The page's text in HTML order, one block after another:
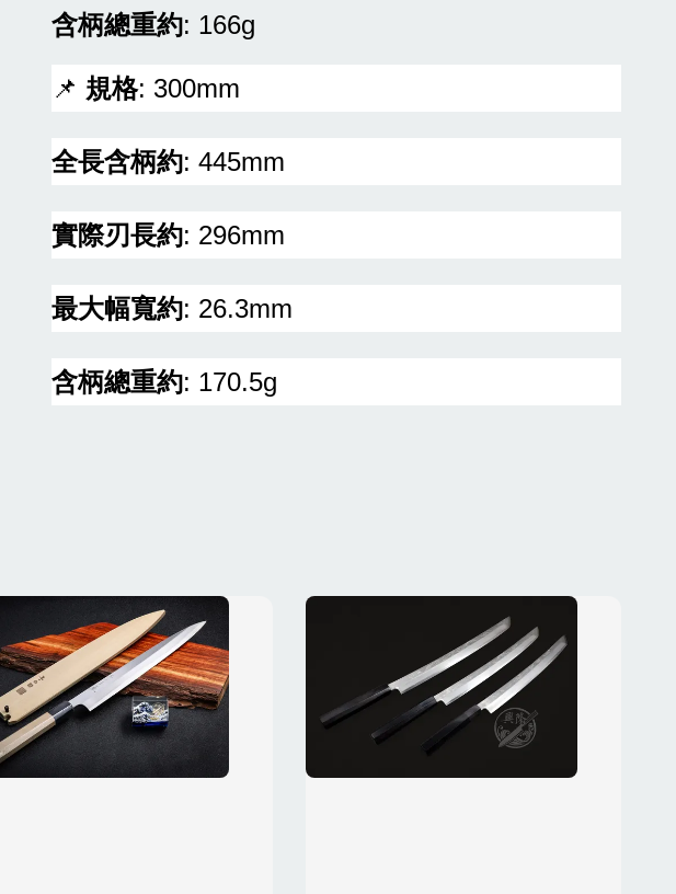
含柄總重約: 166g
📌 規格: 300mm
全長含柄約: 445mm
實際刃長約: 296mm
最大幅寬約: 26.3mm
含柄總重約: 170.5g